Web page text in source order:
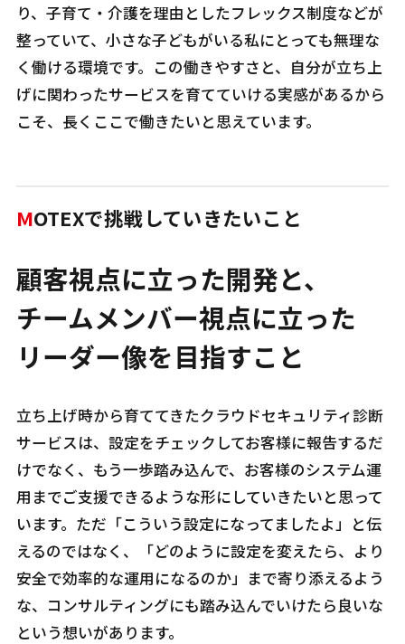
り、子育て・介護を理由としたフレックス制度などが
整っていて、小さな子どもがいる私にとっても無理な
く働ける環境です。この働きやすさと、自分が立ち上
げに関わったサービスを育てていける実感があるから
こそ、長くここで働きたいと思えています。
MOTEXで挑戦していきたいこと
顧客視点に立った開発と、
チームメンバー視点に立った
リーダー像を目指すこと
立ち上げ時から育ててきたクラウドセキュリティ診断
サービスは、設定をチェックしてお客様に報告するだ
けでなく、もう一歩踏み込んで、お客様のシステム運
用までご支援できるような形にしていきたいと思って
います。ただ「こういう設定になってましたよ」と伝
えるのではなく、「どのように設定を変えたら、より
安全で効率的な運用になるのか」まで寄り添えるよう
な、コンサルティングにも踏み込んでいけたら良いな
という想いがあります。